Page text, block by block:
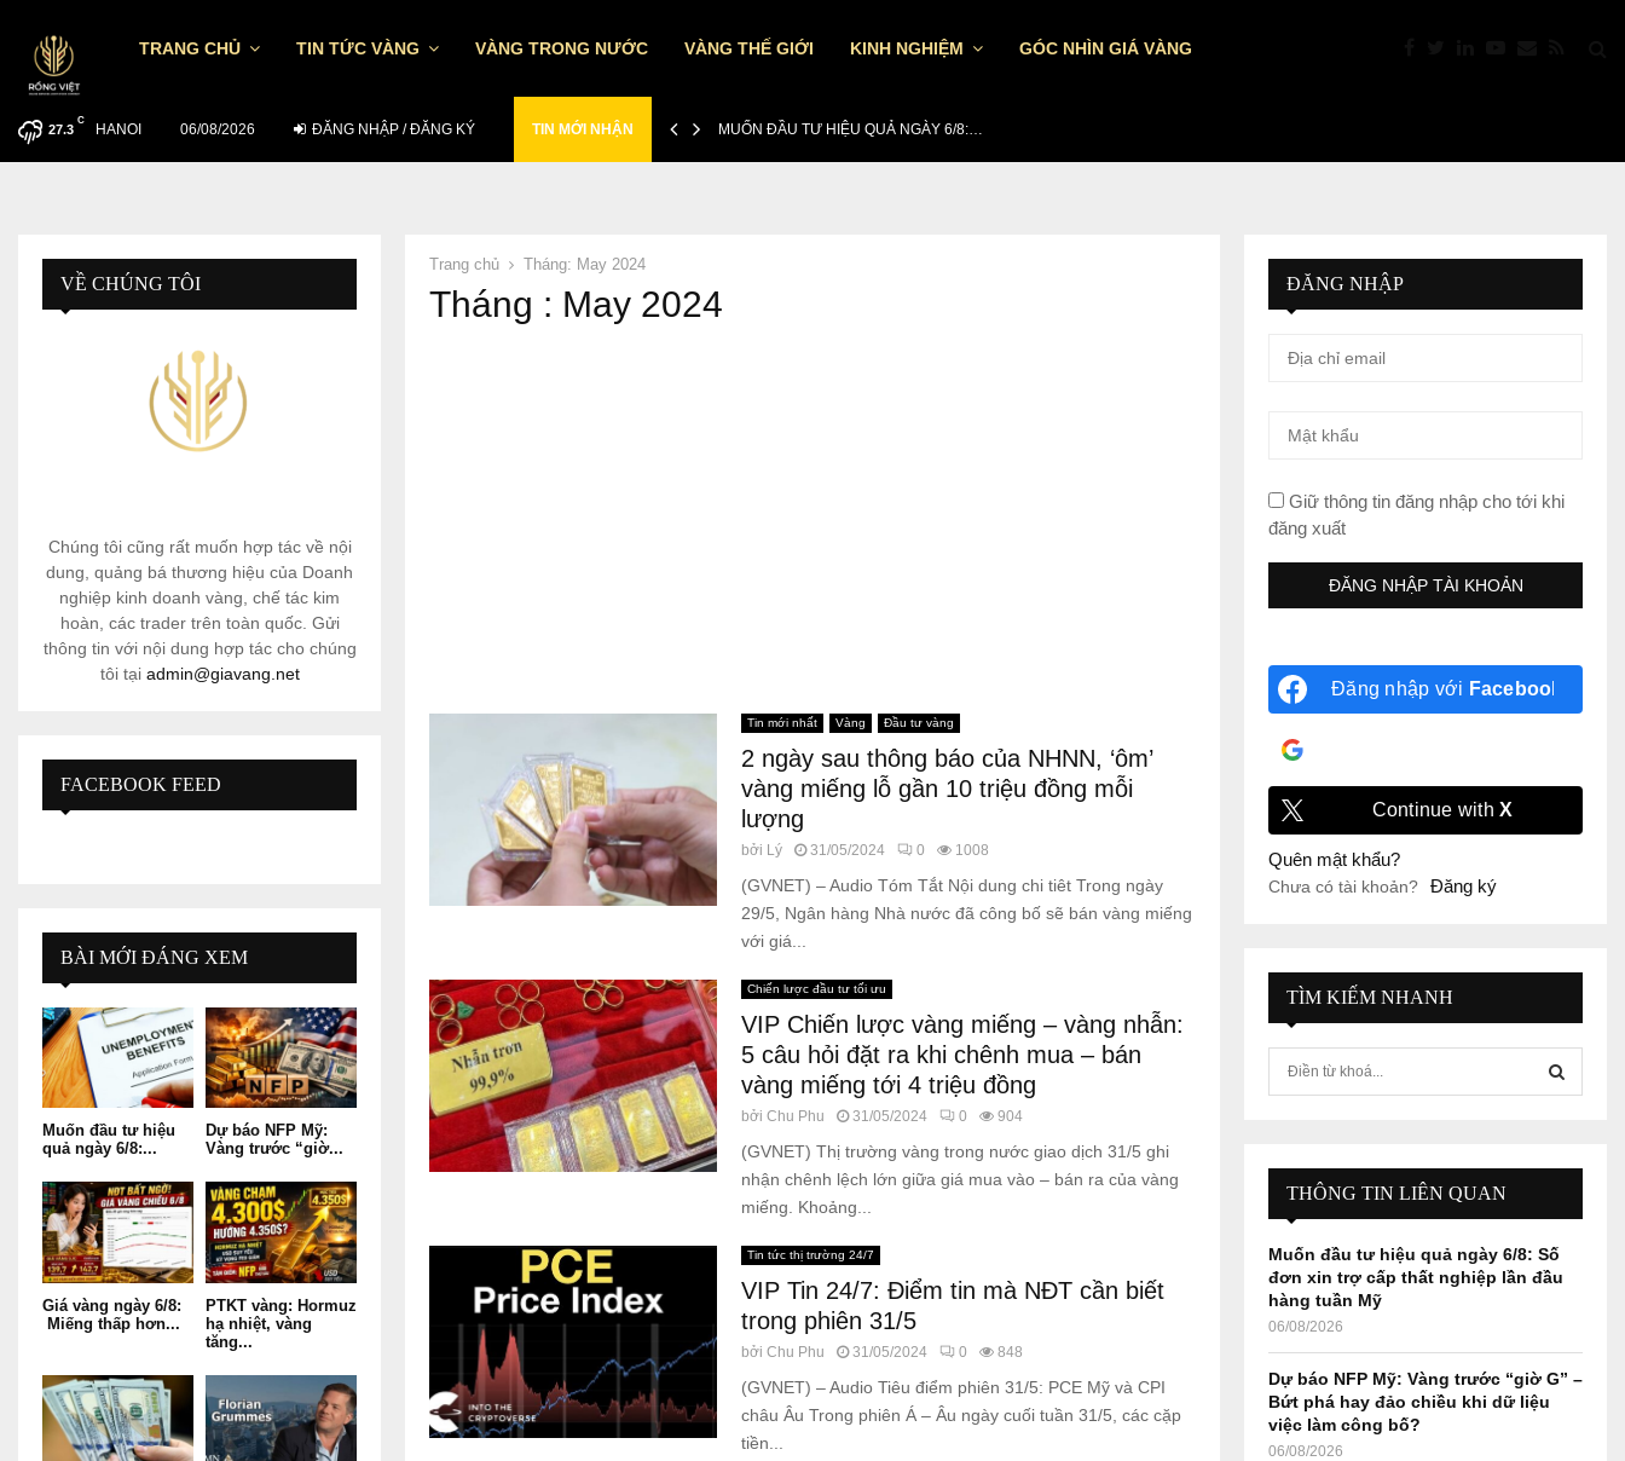
TRANG CHỦ TIN TỨC VÀNG VÀNG TRONG NƯỚC VÀNG THẾ GIỚI KINH NGHIỆM GÓC NHÌN GIÁ VÀNG
27.3
C
HANOI 06/08/2026 ĐĂNG NHẬP / ĐĂNG KÝ TIN MỚI NHẬN
MUỐN ĐẦU TƯ HIỆU QUẢ NGÀY 5/8… MUỐN ĐẦU TƯ HIỆU QUẢ NGÀY 6/8:…
Trang chủ Tháng: May 2024
Tháng : May 2024
Tin mới nhất Vàng Đầu tư vàng
2 ngày sau thông báo của NHNN, ‘ôm’
vàng miếng lỗ gần 10 triệu đồng mỗi
lượng
bởi Lý 31/05/2024 0 1008
(GVNET) – Audio Tóm Tắt Nội dung chi tiêt Trong ngày
29/5, Ngân hàng Nhà nước đã công bố sẽ bán vàng miếng
với giá...
Chiến lược đầu tư tối ưu
VIP Chiến lược vàng miếng – vàng nhẫn:
5 câu hỏi đặt ra khi chênh mua – bán
vàng miếng tới 4 triệu đồng
bởi Chu Phu 31/05/2024 0 904
(GVNET) Thị trường vàng trong nước giao dịch 31/5 ghi
nhận chênh lệch lớn giữa giá mua vào – bán ra của vàng
miếng. Khoảng...
Tin tức thị trường 24/7
VIP Tin 24/7: Điểm tin mà NĐT cần biết
trong phiên 31/5
bởi Chu Phu 31/05/2024 0 848
(GVNET) – Audio Tiêu điểm phiên 31/5: PCE Mỹ và CPI
châu Âu Trong phiên Á – Âu ngày cuối tuần 31/5, các cặp
tiền...
VỀ CHÚNG TÔI
Chúng tôi cũng rất muốn hợp tác về nội
dung, quảng bá thương hiệu của Doanh
nghiệp kinh doanh vàng, chế tác kim
hoàn, các trader trên toàn quốc. Gửi
thông tin với nội dung hợp tác cho chúng
tôi tại admin@giavang.net
FACEBOOK FEED
BÀI MỚI ĐÁNG XEM
Muốn đầu tư hiệu
quả ngày 6/8:...
Dự báo NFP Mỹ:
Vàng trước “giờ...
Giá vàng ngày 6/8:
Miếng thấp hơn...
PTKT vàng: Hormuz
hạ nhiệt, vàng
tăng...
ĐĂNG NHẬP
Giữ thông tin đăng nhập cho tới khi
đăng xuất
Đăng nhập với Facebook
Continue withX
Quên mật khẩu?
Chưa có tài khoản? Đăng ký
TÌM KIẾM NHANH
r
:
E
A
R
THÔNG TIN LIÊN QUAN
Muốn đầu tư hiệu quả ngày 6/8: Số
đơn xin trợ cấp thất nghiệp lần đầu
hàng tuần Mỹ
06/08/2026
Dự báo NFP Mỹ: Vàng trước “giờ G” –
Bứt phá hay đảo chiều khi dữ liệu
việc làm công bố?
06/08/2026